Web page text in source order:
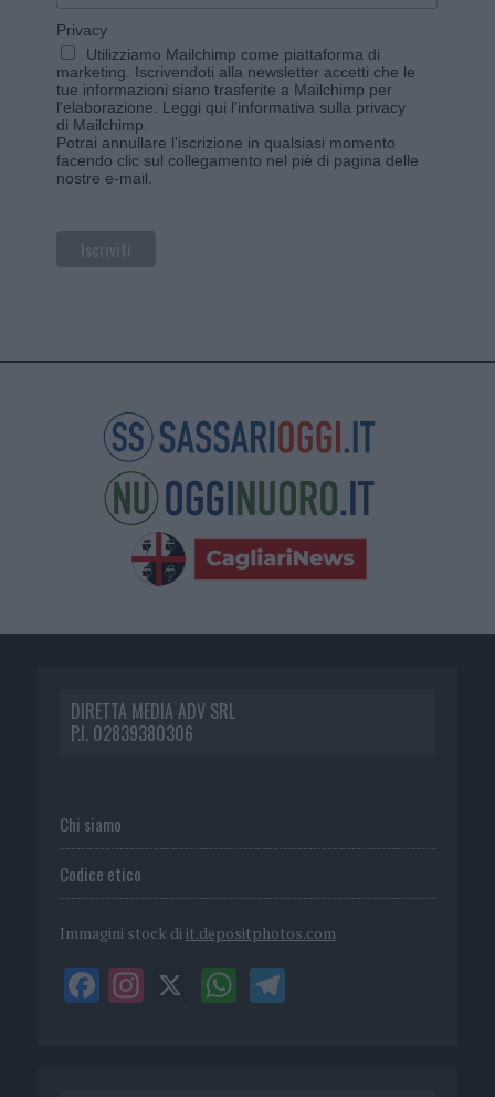
Privacy
Utilizziamo Mailchimp come piattaforma di
marketing. Iscrivendoti alla newsletter accetti che le
tue informazioni siano trasferite a Mailchimp per
l'elaborazione. Leggi qui l'informativa sulla privacy
di Mailchimp
Potrai annullare l'iscrizione in qualsiasi momento
facendo clic sul collegamento nel piè di pagina delle
nostre e-mail.
DIRETTA MEDIA ADV SRL
P.I. 02839380306
Chi siamo
Codice etico
Immagini stock di it.depositphotos.com